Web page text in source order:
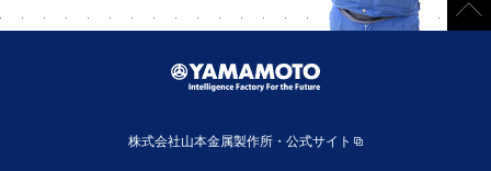
株式会社山本金属製作所・公式サイト